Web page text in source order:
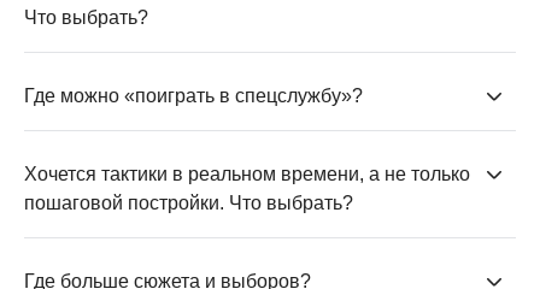
Что выбрать?
(рыцари, нежить, драконы), Call of Dragons
Где можно «поиграть в спецслужбу»?
за рубежом, кража технологий и противостояние
другим службам.
Хочется тактики в реальном времени, а не только
пошаговой постройки. Что выбрать?
времени, где важны микроконтроль, адаптация к
Где больше сюжета и выборов?